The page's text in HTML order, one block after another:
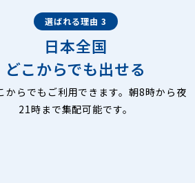
選ばれる理由 3
日本全国
どこからでも出せる
からでもご利用できます。朝8時から夜
21時まで集配可能です。